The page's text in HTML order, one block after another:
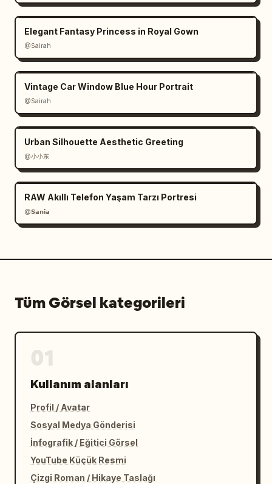
Elegant Fantasy Princess in Royal Gown
@Sairah
Vintage Car Window Blue Hour Portrait
@Sairah
Urban Silhouette Aesthetic Greeting
@小小东
RAW Akıllı Telefon Yaşam Tarzı Portresi
@𝗦𝗮𝗻𝗶𝗮
Tüm Görsel kategorileri
Kullanım alanları
Profil / Avatar
Sosyal Medya Gönderisi
İnfografik / Eğitici Görsel
YouTube Küçük Resmi
Çizgi Roman / Hikaye Taslağı